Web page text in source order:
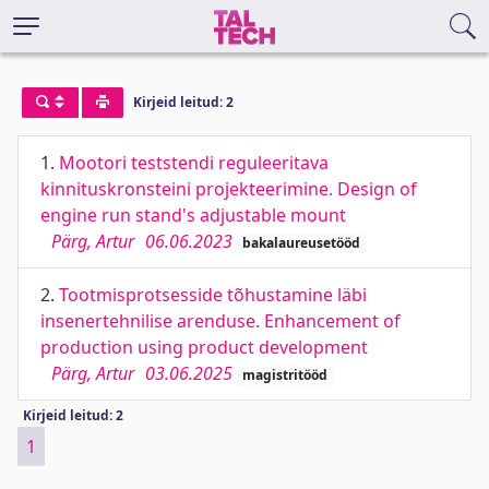
Kirjeid leitud: 2
1. Mootori teststendi reguleeritava
kinnituskronsteini projekteerimine. Design of
engine run stand's adjustable mount
Pärg, Artur 06.06.2023 bakalaureusetööd
2. Tootmisprotsesside tõhustamine läbi
insenertehnilise arenduse. Enhancement of
production using product development
Pärg, Artur 03.06.2025 magistritööd
Kirjeid leitud: 2
1